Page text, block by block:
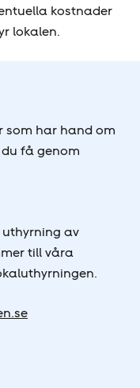
kostnader
lokalen.
som har hand om
få genom
av
till våra